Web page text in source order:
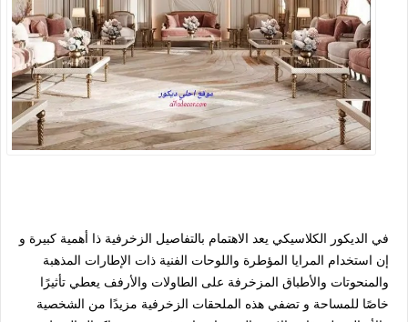
في الديكور الكلاسيكي يعد الاهتمام بالتفاصيل الزخرفية ذا أهمية كبيرة و
إن استخدام المرايا المؤطرة واللوحات الفنية ذات الإطارات المذهبة
والمنحوتات والأطباق المزخرفة على الطاولات والأرفف يعطي تأثيرًا
خاصًا للمساحة و تضفي هذه الملحقات الزخرفية مزيدًا من الشخصية